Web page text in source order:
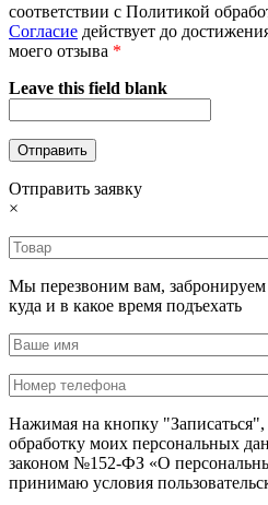
соответствии с Политикой
Согласие действует до
моего отзыва *
Leave this field blank
Отправить заявку
×
Мы перезвоним вам,
куда и в какое время подъехать
Нажимая на кнопку "Записаться",
обработку моих персональных
законом №152-ФЗ «О
принимаю условия